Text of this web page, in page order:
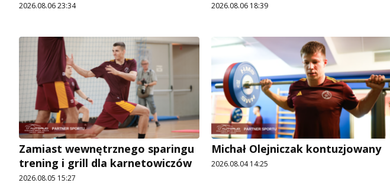
2026.08.06 23:34 2026.08.06 18:39
Zamiast wewnętrznego sparingu
trening i grill dla karnetowiczów
2026.08.05 15:27
Michał Olejniczak kontuzjowany
2026.08.04 14:25